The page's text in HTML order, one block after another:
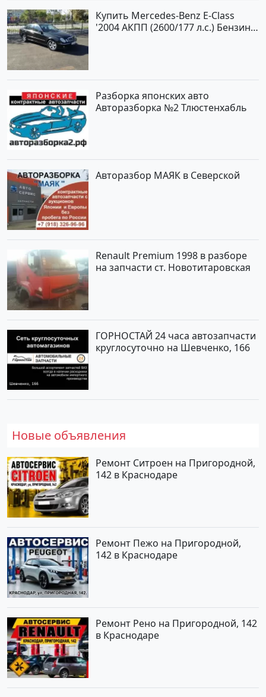
Купить Mercedes-Benz E-Class
'2004 АКПП (2600/177 л.с.) Бензин
Разборка японских авто
Авторазборка №2 Тлюстенхабль
Авторазбор МАЯК в Северской
Renault Premium 1998 в разборе
на запчасти ст. Новотитаровская
ГОРНОСТАЙ 24 часа автозапчасти
круглосуточно на Шевченко, 166
Новые объявления
Ремонт Ситроен на Пригородной,
142 в Краснодаре
Ремонт Пежо на Пригородной,
142 в Краснодаре
Ремонт Рено на Пригородной, 142
в Краснодаре